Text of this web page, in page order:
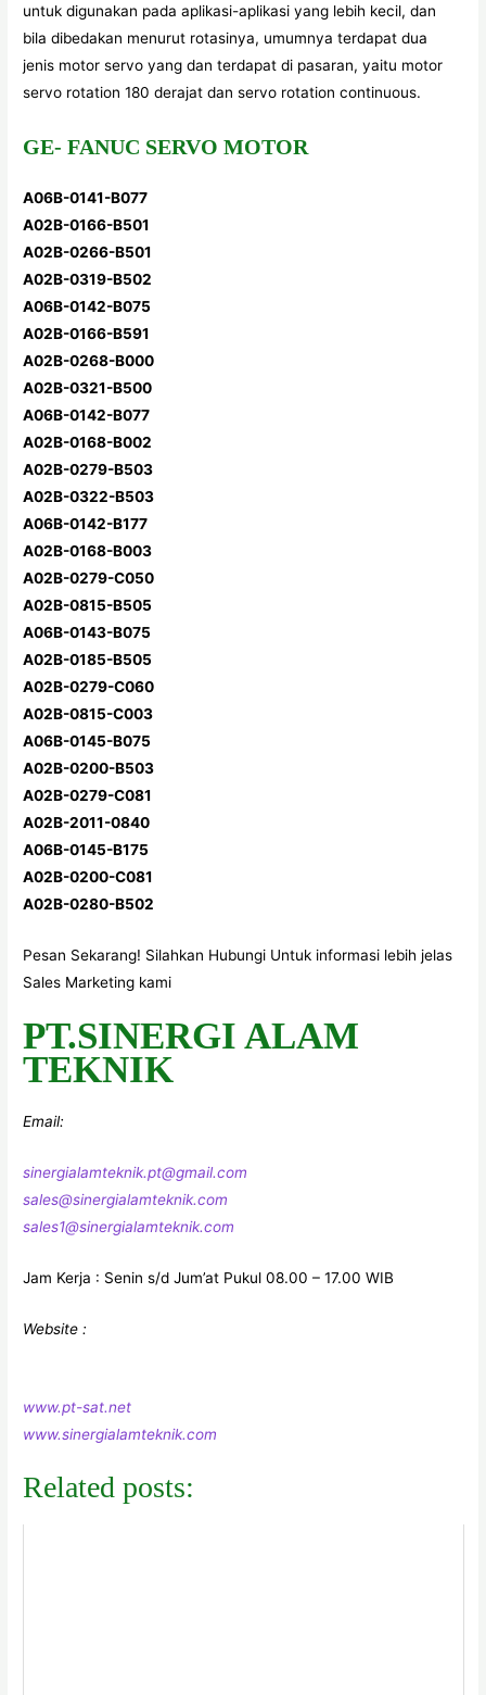
untuk digunakan pada aplikasi-aplikasi yang lebih kecil, dan
bila dibedakan menurut rotasinya, umumnya terdapat dua
jenis motor servo yang dan terdapat di pasaran, yaitu motor
servo rotation 180 derajat dan servo rotation continuous.
GE- FANUC SERVO MOTOR
A06B-0141-B077
A02B-0166-B501
A02B-0266-B501
A02B-0319-B502
A06B-0142-B075
A02B-0166-B591
A02B-0268-B000
A02B-0321-B500
A06B-0142-B077
A02B-0168-B002
A02B-0279-B503
A02B-0322-B503
A06B-0142-B177
A02B-0168-B003
A02B-0279-C050
A02B-0815-B505
A06B-0143-B075
A02B-0185-B505
A02B-0279-C060
A02B-0815-C003
A06B-0145-B075
A02B-0200-B503
A02B-0279-C081
A02B-2011-0840
A06B-0145-B175
A02B-0200-C081
A02B-0280-B502
Pesan Sekarang! Silahkan Hubungi Untuk informasi lebih jelas
Sales Marketing kami
PT.SINERGI ALAM
TEKNIK
Email:
sinergialamteknik.pt@gmail.com
sales@sinergialamteknik.com
sales1@sinergialamteknik.com
Jam Kerja : Senin s/d Jum’at Pukul 08.00 – 17.00 WIB
Website :
www.pt-sat.net
www.sinergialamteknik.com
Related posts: